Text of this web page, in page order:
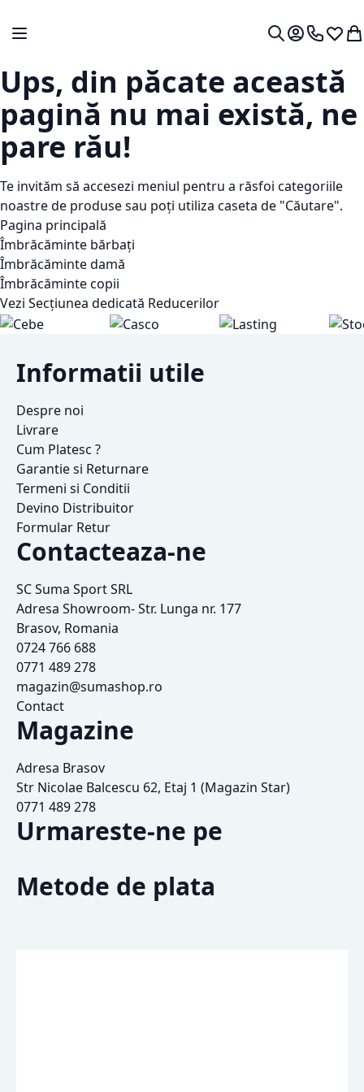
Comutare în navigare
Contul meu.
0724 766
Lista
Ups, din păcate această
pagină nu mai există, ne
pare rău!
Te invităm să accesezi meniul pentru a răsfoi categoriile
noastre de produse sau poți utiliza caseta de "Căutare".
Pagina principală
Îmbrăcăminte bărbați
Îmbrăcăminte damă
Îmbrăcăminte copii
Vezi Secțiunea dedicată Reducerilor
Informatii utile
Despre noi
Livrare
Cum Platesc ?
Garantie si Returnare
Termeni si Conditii
Devino Distribuitor
Formular Retur
Contacteaza-ne
SC Suma Sport SRL
Adresa Showroom- Str. Lunga nr. 177
Brasov, Romania
0724 766 688
0771 489 278
magazin@sumashop.ro
Contact
Magazine
Adresa Brasov
Str Nicolae Balcescu 62, Etaj 1 (Magazin Star)
0771 489 278
Urmareste-ne pe
Metode de plata